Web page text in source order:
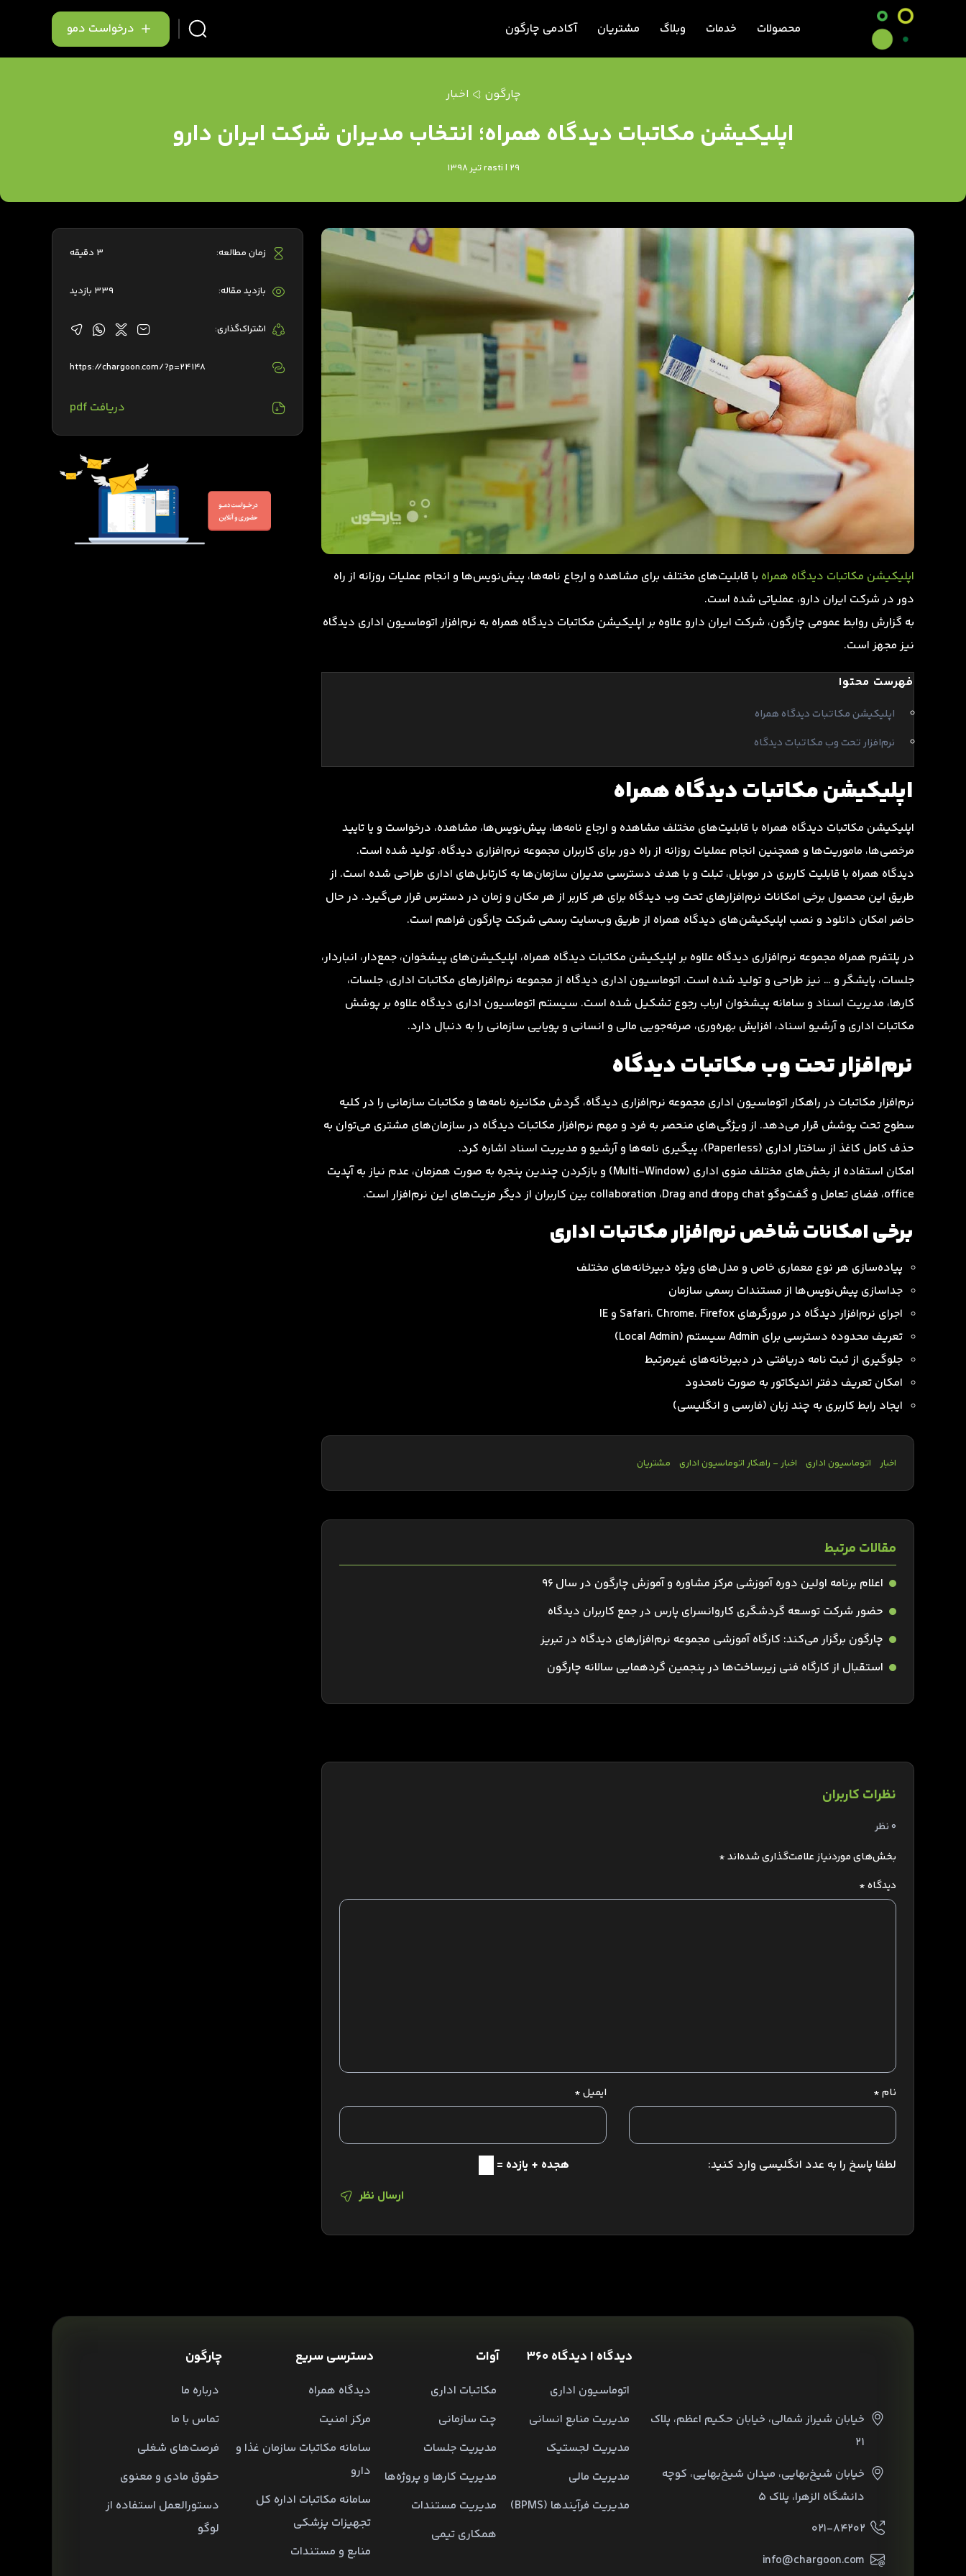
محصولات خدمات وبلاگ مشتریان آکادمی چارگون درخواست دمو
چارگون اخبار
اپلیکیشن مکاتبات دیدگاه همراه؛ انتخاب مدیران شرکت ایران دارو
rasti | 29 تیر 1398
اپلیکیشن مکاتبات دیدگاه همراه با قابلیت‌های مختلف برای مشاهده و ارجاع نامه‌ها، پیش‌نویس‌ها و انجام عملیات روزانه از راه
دور در شرکت ایران دارو، عملیاتی شده است.
به گزارش روابط عمومی چارگون، شرکت ایران دارو علاوه بر اپلیکیشن مکاتبات دیدگاه همراه به نرم‌افزار اتوماسیون اداری دیدگاه
نیز مجهز است.
فهرست محتوا
اپلیکیشن مکاتبات دیدگاه همراه
نرم‌افزار تحت وب مکاتبات دیدگاه
اپلیکیشن مکاتبات دیدگاه همراه
اپلیکیشن مکاتبات دیدگاه همراه با قابلیت‌های مختلف مشاهده و ارجاع نامه‌ها، پیش‌نویس‌ها، مشاهده، درخواست و یا تایید
مرخصی‌ها، ماموریت‌ها و همچنین انجام عملیات روزانه از راه دور برای کاربران مجموعه نرم‌افزاری دیدگاه، تولید شده است.
دیدگاه همراه با قابلیت کاربری در موبایل، ‌تبلت و با هدف دسترسی مدیران سازمان‌ها به کارتابل‌های اداری طراحی شده است. از
طریق این محصول برخی امکانات نرم‌افزارهای تحت وب دیدگاه برای هر کاربر از هر مکان و زمان در دسترس قرار می‌گیرد. در حال
حاضر امکان دانلود و نصب اپلیکیشن‌های دیدگاه همراه از طریق وب‌سایت رسمی شرکت چارگون فراهم است.
در پلتفرم همراه مجموعه نرم‌افزاری دیدگاه علاوه بر اپلیکیشن مکاتبات دیدگاه همراه، اپلیکیشن‌های پیشخوان، جمع‌دار،‌ انباردار،
جلسات،‌ پایشگر و … نیز طراحی و تولید شده است. اتوماسیون اداری دیدگاه از مجموعه نرم‌افزارهای مکاتبات اداری، جلسات،‌
کارها، مدیریت اسناد و سامانه پیشخوان ارباب رجوع تشکیل شده‌ است. سیستم اتوماسیون اداری دیدگاه علاوه بر پوشش
مکاتبات اداری و آرشیو اسناد، افزایش بهره‌وری،‌ صرفه‌جویی مالی و انسانی و پویایی سازمانی را به دنبال دارد.
نرم‌افزار تحت وب مکاتبات دیدگاه
نرم‌افزار مکاتبات در راهکار اتوماسیون اداری مجموعه نرم‌افزاری دیدگاه، گردش مکانیزه نامه‌ها و مکاتبات سازمانی را در کلیه
سطوح تحت پوشش قرار می‌دهد. از ویژگی‌های منحصر به فرد و مهم نرم‌افزار مکاتبات دیدگاه در سازمان‌های مشتری می‌توان به
حذف کامل کاغذ از ساختار اداری (Paperless)، پیگیری نامه‌ها و آرشیو و مدیریت اسناد اشاره کرد.
امکان استفاده از بخش‌های مختلف منوی اداری (Multi-Window) و بازکردن چندین پنجره به صورت همزمان، عدم نیاز به آپدیت
office، فضای تعامل و گفت‌و‌گو chat وcollaboration ،Drag and drop بین کاربران از دیگر مزیت‌های این نرم‌افزار است.
برخی امکانات شاخص نرم‌افزار مکاتبات اداری
پیاده‌سازی هر نوع معماری خاص و مدل‌های ویژه دبیرخانه‌های مختلف
جداسازی پیش‌نویس‌ها از مستندات رسمی سازمان
اجرای نرم‌افزار دیدگاه در مرورگرهای Safari، Chrome، Firefox و IE
تعریف محدوده دسترسی برای Admin سیستم (Local Admin)
جلوگیری از ثبت نامه دریافتی در دبیرخانه‌های غیرمرتبط
امکان تعریف دفتر اندیکاتور به صورت نامحدود
ایجاد رابط کاربری به چند زبان (فارسی و انگلیسی)
اخبار اتوماسیون اداری اخبار - راهکار اتوماسیون اداری مشتریان
مقالات مرتبط
اعلام برنامه اولین دوره‌ آموزشی مرکز مشاوره و آموزش چارگون در سال ۹۶
حضور شرکت توسعه گردشگری کاروانسرای پارس در جمع کاربران دیدگاه
چارگون برگزار می‌کند: کارگاه آموزشی مجموعه نرم‌افزارهای دیدگاه در تبریز
استقبال از کارگاه فنی زیرساخت‌ها در پنجمین گردهمایی سالانه چارگون
نظرات کاربران
0 نظر
بخش‌های موردنیاز علامت‌گذاری شده‌اند*
دیدگاه*
نام* ایمیل*
لطفا پاسخ را به عدد انگلیسی وارد کنید:
هجده + یازده =
ارسال نظر
زمان مطالعه: 3 دقیقه
بازدید مقاله: 339 بازدید
اشتراک‌گذاری:
https://chargoon.com/?p=24148
دریافت pdf
خیابان شیراز شمالی، خیابان حکیم اعظم، پلاک
۲۱
خیابان شیخ‌بهایی، میدان شیخ‌بهایی، کوچه
دانشگاه الزهرا، پلاک ۵
۰۲۱-۸۴۲۰۲
info@chargoon.com
دیدگاه | دیدگاه 360
اتوماسیون اداری
مدیریت منابع انسانی
مدیریت لجستیک
مدیریت مالی
مدیریت فرآیندها (BPMS)
آوات
مکاتبات اداری
چت سازمانی
مدیریت جلسات
مدیریت کارها و پروژه‌ها
مدیریت مستندات
همکاری تیمی
دسترسی سریع
دیدگاه همراه
مرکز امنیت
سامانه مکاتبات سازمان غذا و
دارو
سامانه مکاتبات اداره کل
تجهیزات پزشکی
منابع و مستندات
چارگون
درباره ما
تماس با ما
فرصت‌های شغلی
حقوق مادی و معنوی
دستورالعمل استفاده از
لوگو